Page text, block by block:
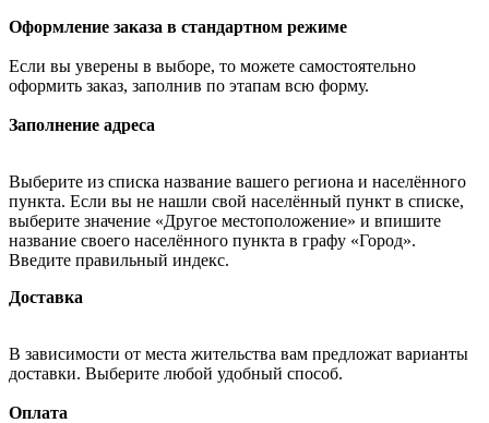
Оформление заказа в стандартном режиме
Если вы уверены в выборе, то можете самостоятельно
оформить заказ, заполнив по этапам всю форму.
Заполнение адреса
Выберите из списка название вашего региона и населённого
пункта. Если вы не нашли свой населённый пункт в списке,
выберите значение «Другое местоположение» и впишите
название своего населённого пункта в графу «Город».
Введите правильный индекс.
Доставка
В зависимости от места жительства вам предложат варианты
доставки. Выберите любой удобный способ.
Оплата